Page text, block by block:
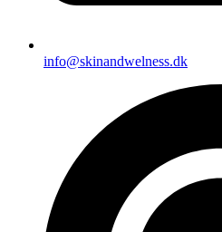
info@skinandwelness.dk